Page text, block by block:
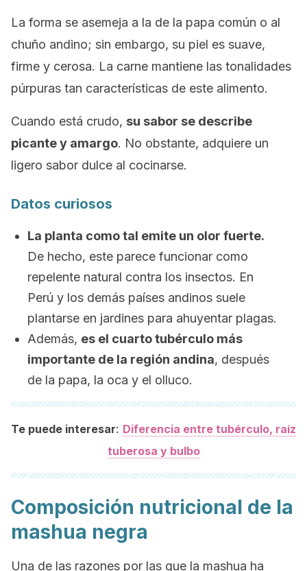
La forma se asemeja a la de la papa común o al
chuño andino; sin embargo, su piel es suave,
firme y cerosa. La carne mantiene las tonalidades
púrpuras tan características de este alimento.
Cuando está crudo, su sabor se describe
picante y amargo. No obstante, adquiere un
ligero sabor dulce al cocinarse.
Datos curiosos
La planta como tal emite un olor fuerte.
De hecho, este parece funcionar como
repelente natural contra los insectos. En
Perú y los demás países andinos suele
plantarse en jardines para ahuyentar plagas.
Además, es el cuarto tubérculo más
importante de la región andina, después
de la papa, la oca y el olluco.
Te puede interesar: Diferencia entre tubérculo, raíz
tuberosa y bulbo
Composición nutricional de la
mashua negra
Una de las razones por las que la mashua ha